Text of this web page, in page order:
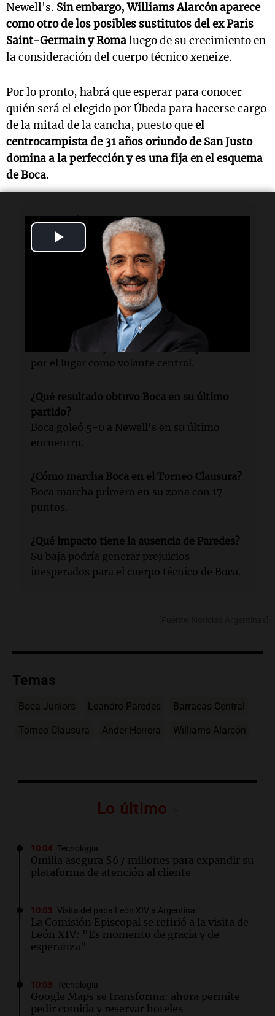
Play
Video
Newell's. Sin embargo, Williams Alarcón aparece
como otro de los posibles sustitutos del ex Paris
Saint-Germain y Romaluego de su crecimiento en
la consideración del cuerpo técnico xeneize.
Por lo pronto, habrá que esperar para conocer
quién será el elegido por Úbeda para hacerse cargo
de la mitad de la cancha, puesto queel
centrocampista de 31 años oriundo de San Justo
domina a la perfección y es una fija en el esquema
de Boca.
Lectura rápida
¿Quién es la baja en Boca?
Leandro Paredes no podrá jugar ante
Barracas Central por su convocatoria a la
Selección argentina.
¿Quiénes son los posibles reemplazantes?
Ander Herrera y Williams Alarcón pelearían
por el lugar como volante central.
¿Qué resultado obtuvo Boca en su último
partido?
Boca goleó 5-0 a Newell's en su último
encuentro.
¿Cómo marcha Boca en el Torneo Clausura?
Boca marcha primero en su zona con 17
puntos.
¿Qué impacto tiene la ausencia de Paredes?
Su baja podría generar prejuicios
inesperados para el cuerpo técnico de Boca.
Temas
Boca Juniors Leandro Paredes Barracas Central
Torneo Clausura Ander Herrera Williams Alarcón
Lo último
10:04 Tecnología
Omilia asegura $67 millones para expandir su
plataforma de atención al cliente
10:03 Visita del papa León XIV a Argentina
La Comisión Episcopal se refirió a la visita de
León XIV: "Es momento de gracia y de
esperanza"
10:03 Tecnología
Google Maps se transforma: ahora permite
pedir comida y reservar hoteles